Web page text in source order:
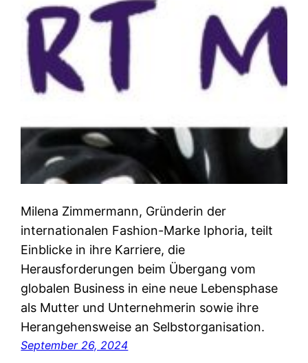
Milena Zimmermann, Gründerin der
internationalen Fashion-Marke Iphoria, teilt
Einblicke in ihre Karriere, die
Herausforderungen beim Übergang vom
globalen Business in eine neue Lebensphase
als Mutter und Unternehmerin sowie ihre
Herangehensweise an Selbstorganisation.
September 26, 2024